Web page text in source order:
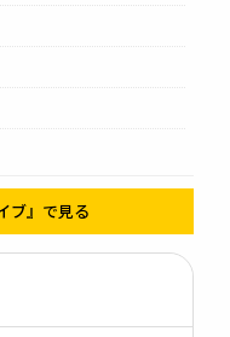
ブ』で見る